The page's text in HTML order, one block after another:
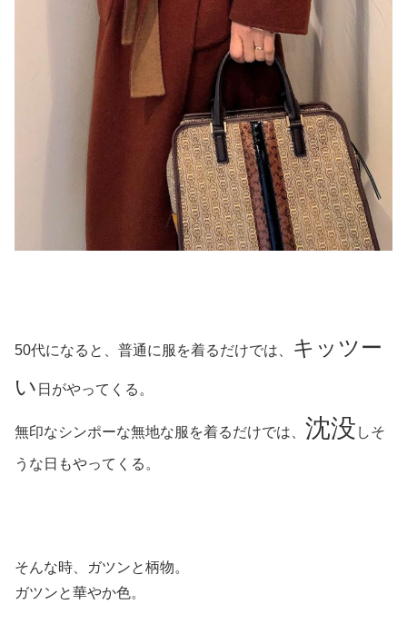
50代になると、普通に服を着るだけでは、
キッツー
い 日がやってくる。
無印なシンポーな無地な服を着るだけでは、 沈没 しそ
うな日もやってくる。
そんな時、ガツンと柄物。
ガツンと華やか色。